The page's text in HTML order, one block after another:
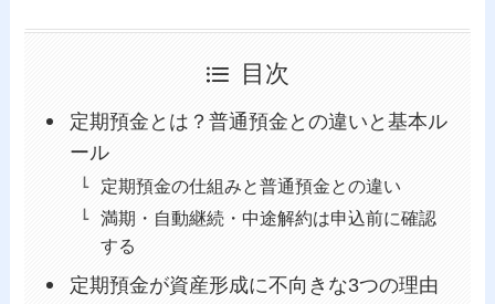
目次
定期預金とは？普通預金との違いと基本ル
ール
定期預金の仕組みと普通預金との違い
満期・自動継続・中途解約は申込前に確認
する
定期預金が資産形成に不向きな3つの理由